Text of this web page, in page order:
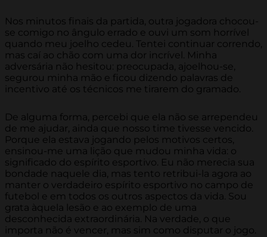
Nos minutos finais da partida, outra jogadora chocou-
se comigo no ângulo errado e ouvi um som horrível
quando meu joelho cedeu. Tentei continuar correndo,
mas caí ao chão com uma dor incrível. Minha
adversária não hesitou: preocupada, ajoelhou-se,
segurou minha mão e ficou dizendo palavras de
incentivo até os técnicos me tirarem do gramado.
De alguma forma, percebi que ela não se arrependeu
de me ajudar, ainda que nosso time tivesse vencido.
Porque ela estava jogando pelos motivos certos,
ensinou-me uma lição que mudou minha vida: o
significado do espírito esportivo. Eu não merecia sua
bondade naquele dia, mas tento retribui-la agora ao
manter o verdadeiro espírito esportivo no campo de
futebol e em todos os outros aspectos da vida. Sou
grata àquela lesão e ao exemplo de uma
desconhecida extraordinária. Na verdade, o que
importa não é vencer, mas sim como disputar o jogo.